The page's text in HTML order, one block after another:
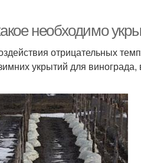
необходимо
отрицательных
укрытий для